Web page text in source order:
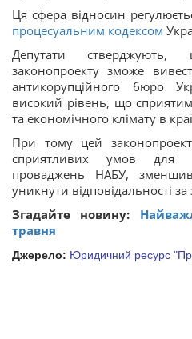
Ця сфера відносин
процесуальним кодексом
Депутати
законопроекту зможе
антикорупційного бюро
високий рівень, що
та економічного клімату в
При тому цей
сприятливих умов для
проваджень НАБУ,
уникнути відповідальності
Згадайте новину:
травня
Джерело: Юридичний ресурс